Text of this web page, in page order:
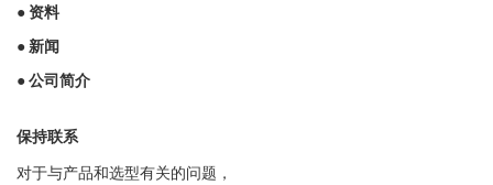
● 资料
● 新闻
● 公司简介
保持联系
对于与产品和选型有关的问题，